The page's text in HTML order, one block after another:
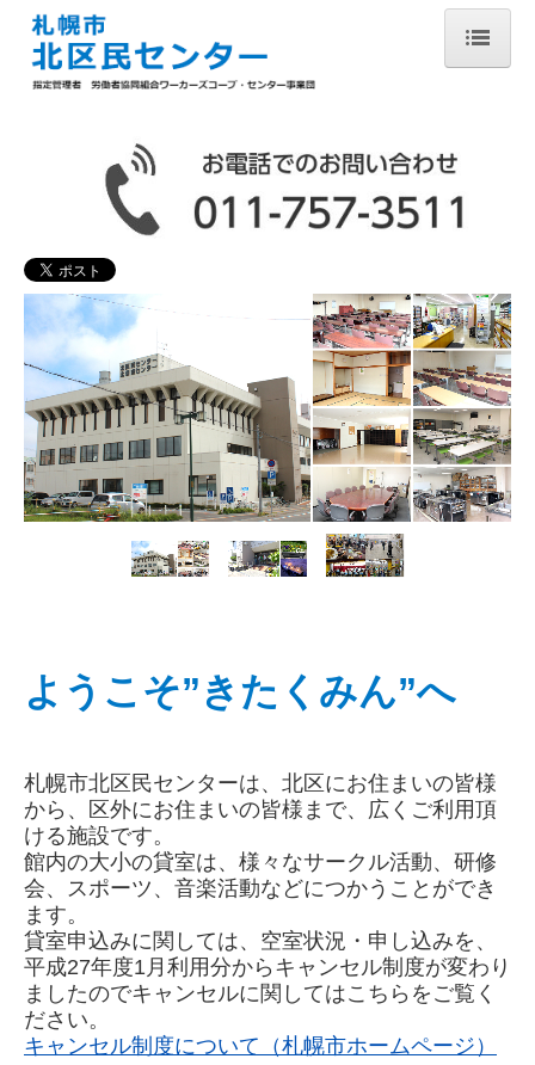
施設案内
講座案内
イベント案内
図書室案内
北区民広場
アクセス
貸室案内
サークル紹介
北区民センターブログ
2025年
2024年
2023年
2022年
2021年
2020年
ようこそ”きたくみん”へ
札幌市北区民センターは、北区にお住まいの皆様
から、区外にお住まいの皆様まで、広くご利用頂
ける施設です。
館内の大小の貸室は、様々なサークル活動、研修
会、スポーツ、音楽活動などにつかうことができ
ます。
貸室申込みに関しては、空室状況・申し込みを、
平成27年度1月利用分からキャンセル制度が変わり
ましたのでキャンセルに関してはこちらをご覧く
ださい。
キャンセル制度について（札幌市ホームページ）